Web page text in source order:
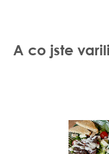
A co jste